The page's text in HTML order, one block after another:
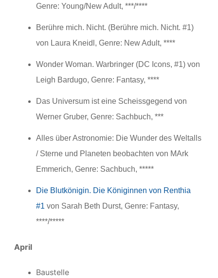
Genre: Young/New Adult, ***/****
Berühre mich. Nicht. (Berühre mich. Nicht. #1)
von Laura Kneidl, Genre: New Adult, ****
Wonder Woman. Warbringer (DC Icons, #1) von
Leigh Bardugo, Genre: Fantasy, ****
Das Universum ist eine Scheissgegend von
Werner Gruber, Genre: Sachbuch, ***
Alles über Astronomie: Die Wunder des Weltalls
/ Sterne und Planeten beobachten von MArk
Emmerich, Genre: Sachbuch, *****
Die Blutkönigin. Die Königinnen von Renthia
#1 von Sarah Beth Durst, Genre: Fantasy,
****/*****
April
Baustelle